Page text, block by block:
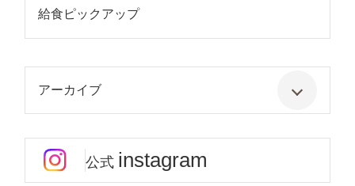
給食ピックアップ
アーカイブ
公式 instagram